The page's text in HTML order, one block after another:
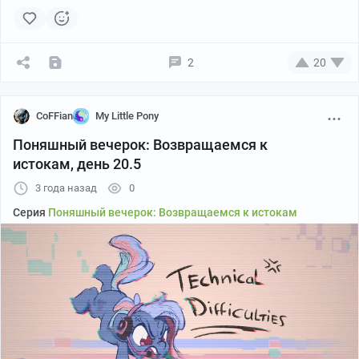
2 20
CoFFian My Little Pony
Поняшный вечерок: Возвращаемся к
истокам, день 20.5
3 года назад 0
Серия Поняшный вечерок: Возвращаемся к истокам